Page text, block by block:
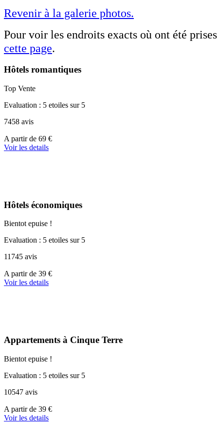
Revenir à la galerie photos.
Pour voir les endroits exacts où ont été
cette page.
Hôtels romantiques
Top Vente
Evaluation : 5 etoiles sur 5
7458 avis
A
partir
A partir de 69 €
Voir les details
Hôtels économiques
Bientot epuise !
Evaluation : 5 etoiles sur 5
11745 avis
A
partir
A partir de 39 €
Voir les details
Appartements à Cinque Terre
Bientot epuise !
Evaluation : 5 etoiles sur 5
10547 avis
A
partir
A partir de 39 €
Voir les details